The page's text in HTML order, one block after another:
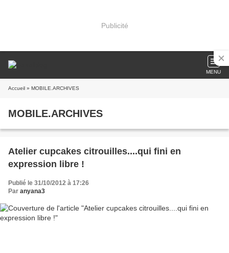
Publicité
MENU
Accueil » MOBILE.ARCHIVES
MOBILE.ARCHIVES
Atelier cupcakes citrouilles....qui fini en
expression libre !
Publié le 31/10/2012 à 17:26
Par anyana3